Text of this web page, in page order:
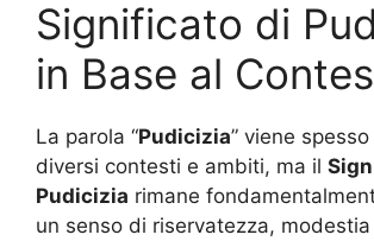
Significato di
in Base al
La parola “Pudicizia” viene
diversi contesti e ambiti, ma il
Pudicizia rimane
un senso di riservatezza,